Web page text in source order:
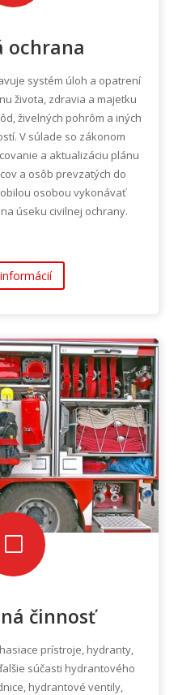
ochrana
systém úloh a opatrení
života, zdravia a majetku
živelných pohrôm a iných
V súlade so zákonom
a aktualizáciu plánu
a osôb prevzatých do
osobou vykonávať
úseku civilnej ochrany.
V
činnosť
prístroje, hydranty,
súčasti hydrantového
hydrantové ventily,